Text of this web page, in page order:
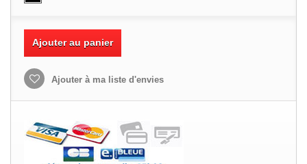
Ajouter au panier
Ajouter à ma liste d'envies